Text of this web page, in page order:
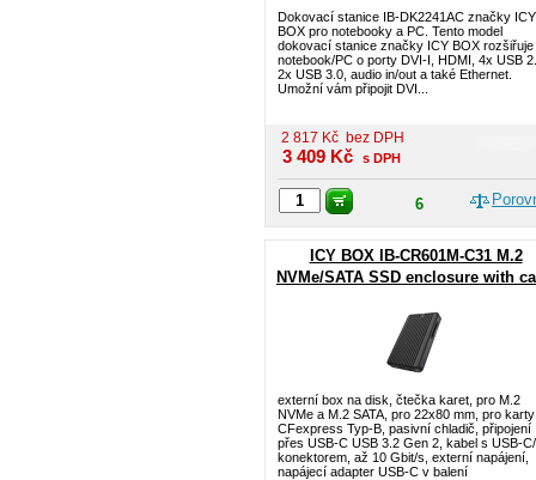
Dokovací stanice IB-DK2241AC značky ICY
BOX pro notebooky a PC. Tento model
dokovací stanice značky ICY BOX rozšiřuje
notebook/PC o porty DVI-I, HDMI, 4x USB
2x USB 3.0, audio in/out a také Ethernet.
Umožní vám připojit DVI...
2 817 Kč bez DPH
3 409 Kč s DPH
6
ICY BOX IB-CR601M-C31 M.2
NVMe/SATA SSD enclosure with
externí box na disk, čtečka karet, pro M.2
NVMe a M.2 SATA, pro 22x80 mm, pro karty
CFexpress Typ-B, pasivní chladič, připojení
přes USB-C USB 3.2 Gen 2, kabel s USB-
konektorem, až 10 Gbit/s, externí napájení,
napájecí adapter USB-C v balení